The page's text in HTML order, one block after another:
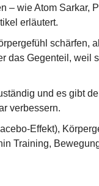
– wie Atom Sarkar,
erläutert.
schärfen,
das Gegenteil, weil
und es gibt
verbessern.
Effekt),
Training,